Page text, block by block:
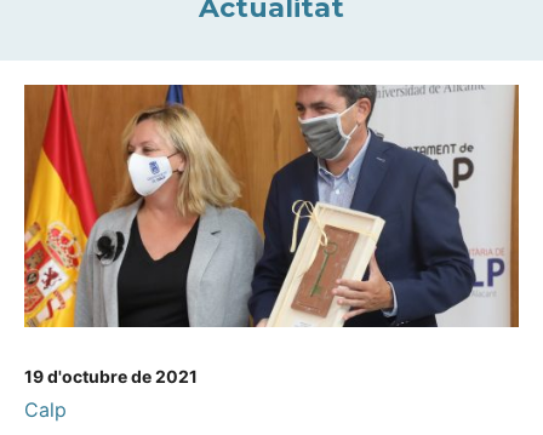
Actualitat
19 d'octubre de 2021
Calp